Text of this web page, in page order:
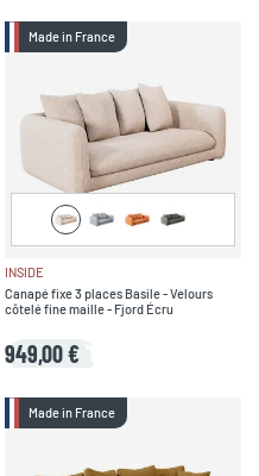
Made in France
INSIDE
Canapé fixe 3 places Basile - Velours
côtelé fine maille - Fjord Écru
949,00 €
Made in France